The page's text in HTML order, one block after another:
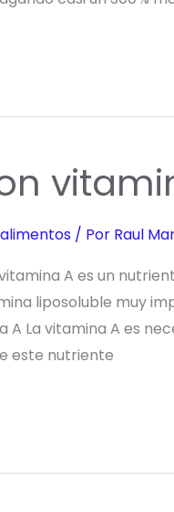
/ Por Raul
A es un
liposoluble muy
A La vitamina A es
este nutriente